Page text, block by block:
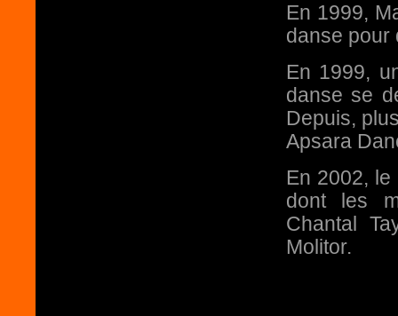
En 1999,
danse pour
En 1999,
danse se
Depuis,
Apsara
En 2002,
dont les
Chantal
Molitor.